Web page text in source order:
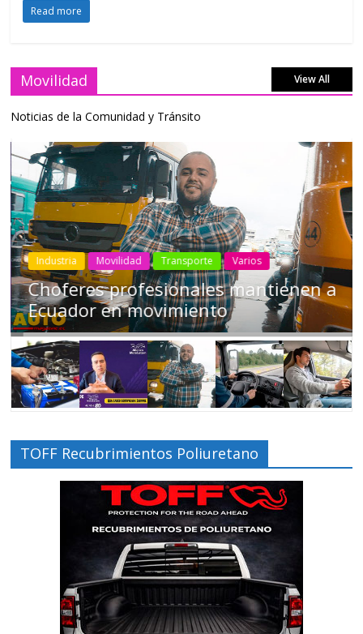
Read more
Movilidad View All
Noticias de la Comunidad y Tránsito
Industria Movilidad Transporte Varios
Choferes profesionales mantienen a
Ecuador en movimiento
TOFF Recubrimientos Poliuretano